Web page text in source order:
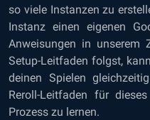
so viele Instanzen zu
Instanz einen eigenen
Anweisungen in unserem
Setup-Leitfaden folgst,
deinen Spielen
Reroll-Leitfaden für
Prozess zu lernen.